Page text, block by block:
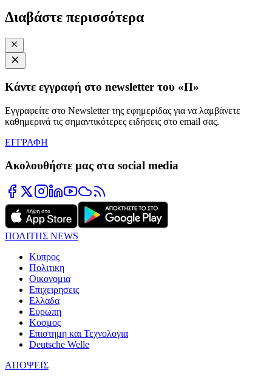
Διαβάστε περισσότερα
Κάντε εγγραφή στο newsletter του «Π»
Εγγραφείτε στο Newsletter της εφημερίδας για να λαμβάνετε
καθημερινά τις σημαντικότερες ειδήσεις στο email σας.
ΕΓΓΡΑΦΗ
Ακολουθήστε μας στα social media
ΠΟΛΙΤΗΣ NEWS
Κυπρος
Πολιτικη
Οικονομια
Επιχειρησεις
Ελλαδα
Ευρωπη
Κοσμος
Επιστημη και Τεχνολογια
Deutsche Welle
ΑΠΟΨΕΙΣ